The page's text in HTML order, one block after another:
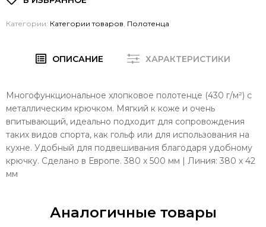
Категории: Категории товаров Полотенца
ОПИСАНИЕ ХАРАКТЕРИСТИКИ
Многофункциональное хлопковое полотенце (430 г/м²) с
металлическим крючком. Мягкий к коже и очень
впитывающий, идеально подходит для сопровождения
таких видов спорта, как гольф или для использования на
кухне. Удобный для подвешивания благодаря удобному
крючку. Сделано в Европе. 380 х 500 мм | Линия: 380 х 42
мм
Аналогичные товары